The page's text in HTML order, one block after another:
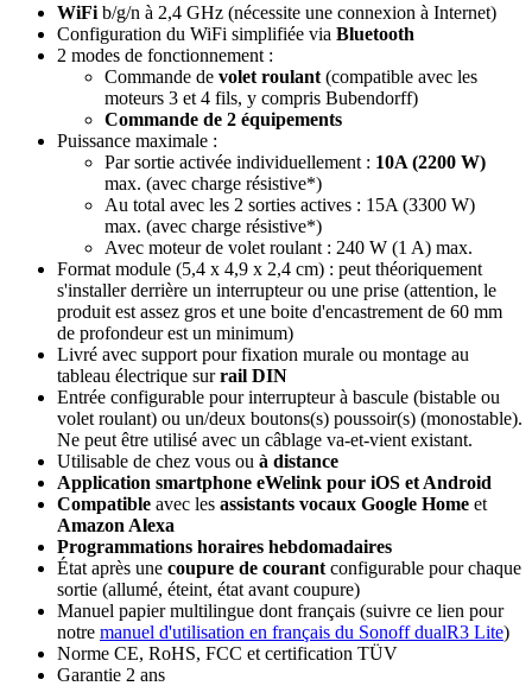
WiFi b/g/n à 2,4 GHz (nécessite une connexion à Internet)
Configuration du WiFi simplifiée via Bluetooth
2 modes de fonctionnement :
Commande de volet roulant (compatible avec les
moteurs 3 et 4 fils, y compris Bubendorff)
Commande de 2 équipements
Puissance maximale :
Par sortie activée individuellement : 10A (2200 W)
max. (avec charge résistive*)
Au total avec les 2 sorties actives : 15A (3300 W)
max. (avec charge résistive*)
Avec moteur de volet roulant : 240 W (1 A) max.
Format module (5,4 x 4,9 x 2,4 cm) : peut théoriquement
s'installer derrière un interrupteur ou une prise (attention, le
produit est assez gros et une boite d'encastrement de 60 mm
de profondeur est un minimum)
Livré avec support pour fixation murale ou montage au
tableau électrique surrail DIN
Entrée configurable pour interrupteur à bascule (bistable ou
volet roulant) ou un/deux boutons(s) poussoir(s) (monostable).
Ne peut être utilisé avec un câblage va-et-vient existant.
Utilisable de chez vous ou à distance
Application smartphone eWelink pour iOS et Android
Compatible avec les assistants vocaux Google Home et
Amazon Alexa
Programmations horaires hebdomadaires
État après une coupure de courant configurable pour chaque
sortie (allumé, éteint, état avant coupure)
Manuel papier multilingue dont français (suivre ce lien pour
notre manuel d'utilisation en français du Sonoff dualR3 Lite)
Norme CE, RoHS, FCC et certification TÜV
Garantie 2 ans